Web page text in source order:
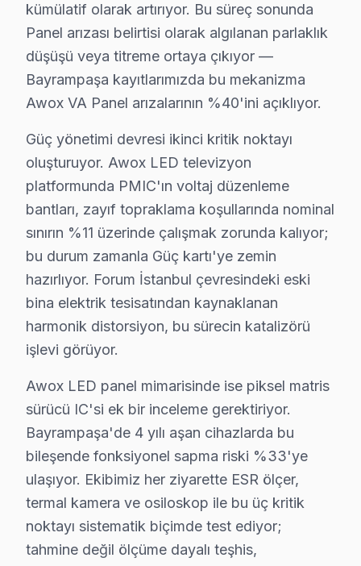
Bayrampaşa'da Awox yetkili servis kalitesinde hizmet
Bayrampaşa Bölgesi ve Awox TV Desteği
İstanbul Avrupa Yakası içinde yer alan Bayrampaşa,
Bayrampaşa Awox TV Ekran Anakart Profesyonel Servis ve
Bayrampaşa'da Awox LED TV'niz bozulduğunda
• Bayrampaşa'de 25+ sertifikalı teknisyen Awox
• Bayrampaşa'de sadece orijinal parça kullanıyoruz.
• Chip-level tamir için osiloskop, ESR ve termal
Bir de şu var:, Forum İstanbul, Bayrampaşa Cezaevi
Bayrampaşa × Awox: Yerel İçerik ve Deneyim
Awox VA Panel teknolojisinin Bayrampaşa
Güç yönetimi devresi ikinci kritik noktayı oluşturuyor.
Awox LED panel mimarisinde ise piksel matris sürücü
Bayrampaşa'de Awox servis tercihinde güven, fiyat
İkinci taahhüt — Garanti kapsamı: İşçilik 6 ay, orijinal
Beşinci taahhüt — Bölge eşitliği: Forum İstanbul'tan
Bayrampaşa'de Awox televizyon ünitesi tamiri için
Bu rakamlar Bayrampaşa'deki son 67 vakadan elde
kümülatif olarak artırıyor. Bu süreç sonunda
Panel arızası belirtisi olarak algılanan parlaklık
düşüşü veya titreme ortaya çıkıyor —
Bayrampaşa kayıtlarımızda bu mekanizma
Awox VA Panel arızalarının %40'ini açıklıyor.
Güç yönetimi devresi ikinci kritik noktayı
oluşturuyor. Awox LED televizyon
platformunda PMIC'ın voltaj düzenleme
bantları, zayıf topraklama koşullarında nominal
sınırın %11 üzerinde çalışmak zorunda kalıyor;
bu durum zamanla Güç kartı'ye zemin
hazırlıyor. Forum İstanbul çevresindeki eski
bina elektrik tesisatından kaynaklanan
harmonik distorsiyon, bu sürecin katalizörü
işlevi görüyor.
Awox LED panel mimarisinde ise piksel matris
sürücü IC'si ek bir inceleme gerektiriyor.
Bayrampaşa'de 4 yılı aşan cihazlarda bu
bileşende fonksiyonel sapma riski %33'ye
ulaşıyor. Ekibimiz her ziyarette ESR ölçer,
termal kamera ve osiloskop ile bu üç kritik
noktayı sistematik biçimde test ediyor;
tahmine değil ölçüme dayalı teşhis,